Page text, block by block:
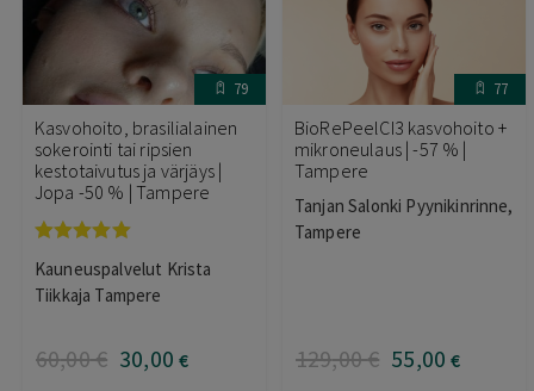
79
Kasvohoito, brasilialainen
sokerointi tai ripsien
kestotaivutus ja värjäys |
Jopa -50 % | Tampere
tuotteesta:
5.00/ 5
Kauneuspalvelut Krista
Tiikkaja Tampere
60,00€ 30,00 €
77
BioRePeelCI3 kasvohoito +
mikroneulaus | -57 % |
Tampere
Tanjan Salonki Pyynikinrinne,
Tampere
129,00€ 55,00 €